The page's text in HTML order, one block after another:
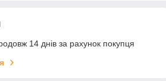
14 днів за рахунок покупця